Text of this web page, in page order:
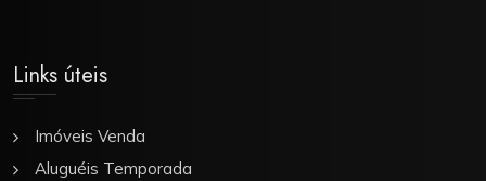
Links úteis
Imóveis Venda
Aluguéis Temporada